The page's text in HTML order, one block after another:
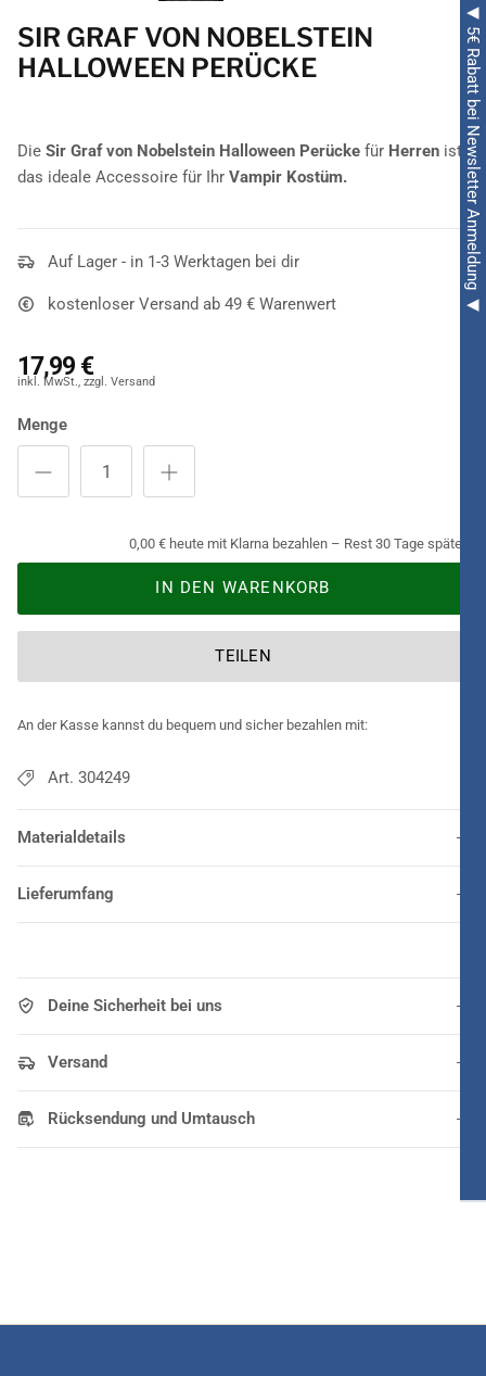
◀ 5€ Rabatt bei Newsletter Anmeldung ◀
SIR GRAF VON NOBELSTEIN
HALLOWEEN PERÜCKE
Die Sir Graf von Nobelstein Halloween Perücke für Herren ist
das ideale Accessoire für Ihr Vampir Kostüm.
Auf Lager - in 1-3 Werktagen bei dir
kostenloser Versand ab 49 € Warenwert
17,99 €
Menge
0,00 € heute mit Klarna bezahlen – Rest 30 Tage später.
IN DEN WARENKORB
TEILEN
An der Kasse kannst du bequem und sicher bezahlen mit:
Art. 304249
Materialdetails
Lieferumfang
Deine Sicherheit bei uns
Versand
Rücksendung und Umtausch